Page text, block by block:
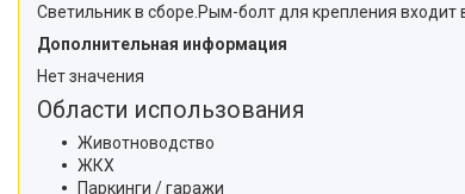
Светильник в сборе.Рым-болт для крепления входит
Дополнительная информация
Нет значения
Области использования
Животноводство
ЖКХ
Паркинги / гаражи